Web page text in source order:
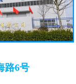
路6号